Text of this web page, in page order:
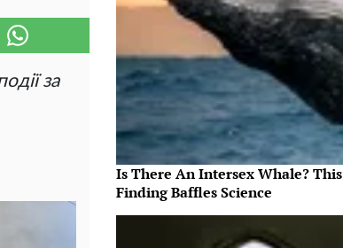
за
Is There An Intersex Whale? This
Finding Baffles Science